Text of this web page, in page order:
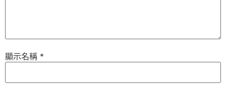
顯示名稱 *